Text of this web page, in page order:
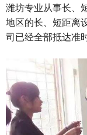
潍坊专业从事长、
地区的长、短距离
司已经全部抵达准